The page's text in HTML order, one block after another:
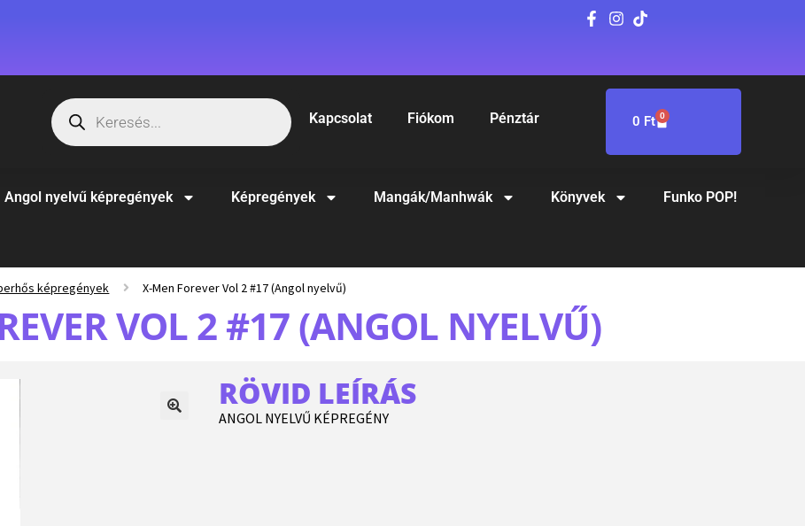
Kapcsolat Fiókom Pénztár 0 Ft 0
Angol nyelvű képregények Képregények Mangák/Manhwák Könyvek Funko POP!
képregények X-Men Forever Vol 2 #17 (Angol nyelvű)
VOL 2 #17 (ANGOL NYELVŰ)
RÖVID LEÍRÁS
ANGOL NYELVŰ KÉPREGÉNY